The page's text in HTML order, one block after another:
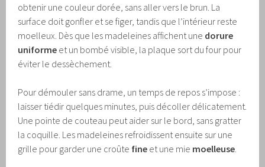
obtenir une couleur dorée, sans aller vers le brun. La
surface doit gonfler et se figer, tandis que l’intérieur reste
moelleux. Dès que les madeleines affichent une dorure
uniforme et un bombé visible, la plaque sort du four pour
éviter le dessèchement.
Pour démouler sans drame, un temps de repos s’impose :
laisser tiédir quelques minutes, puis décoller délicatement.
Une pointe de couteau peut aider sur le bord, sans gratter
la coquille. Les madeleines refroidissent ensuite sur une
grille pour garder une croûte fine et une mie moelleuse.